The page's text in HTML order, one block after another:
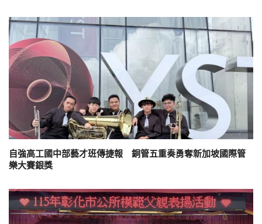
自強高工國中部藝才班傳捷報 銅管五重奏勇奪新加坡國際管
樂大賽銀獎